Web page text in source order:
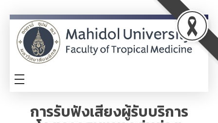
TM-ITA
การรับฟังเสียงผู้รับบริการ